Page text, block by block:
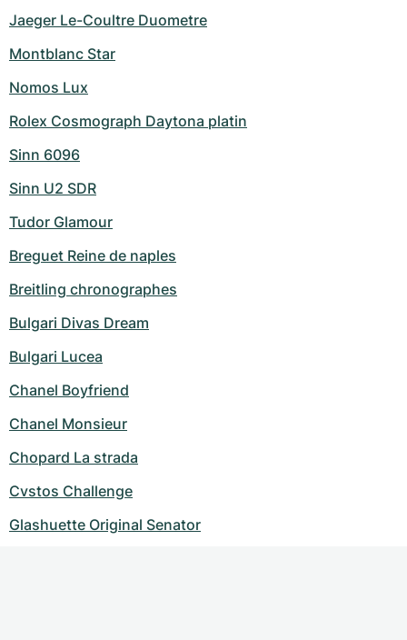
Jaeger Le-Coultre Duometre
Montblanc Star
Nomos Lux
Rolex Cosmograph Daytona platin
Sinn 6096
Sinn U2 SDR
Tudor Glamour
Breguet Reine de naples
Breitling chronographes
Bulgari Divas Dream
Bulgari Lucea
Chanel Boyfriend
Chanel Monsieur
Chopard La strada
Cvstos Challenge
Glashuette Original Senator